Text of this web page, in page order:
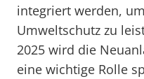
integriert werden,
Umweltschutz zu
2025 wird die
eine wichtige Rolle